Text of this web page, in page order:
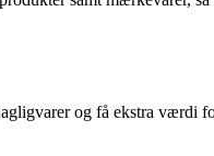
og få ekstra værdi